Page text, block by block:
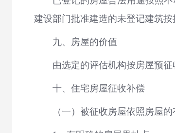
建设部门批准建造的未登记建筑按
九、房屋的价值
由选定的评估机构按房屋预
十、住宅房屋征收补偿
（一）被征收房屋依照房屋